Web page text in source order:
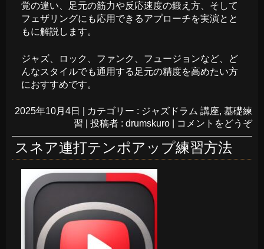
覚の違い、足元の筋力や反応速度の鍛え方、そして
フェザリングにも応用できるアプローチを実演とと
もに解説します。
ジャズ、ロック、ファンク、フュージョンなど、ど
んなスタイルでも通用する足元の精度を高めたい方
におすすめです。
2025年10月4日 カテゴリー : ジャズドラム 講座, 基礎練
習
投稿者 : drumskuro コメントをどうぞ
スネア連打テンポアップ練習方法